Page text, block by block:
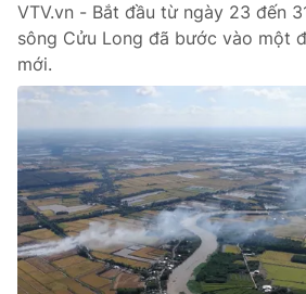
Xã hội
Pháp luật
Y tế
Thế giới
Tin tức
Kinh tế
VTV.vn - Bắt đầu từ ngày 23 đến
sông Cửu Long đã bước vào một
mới.